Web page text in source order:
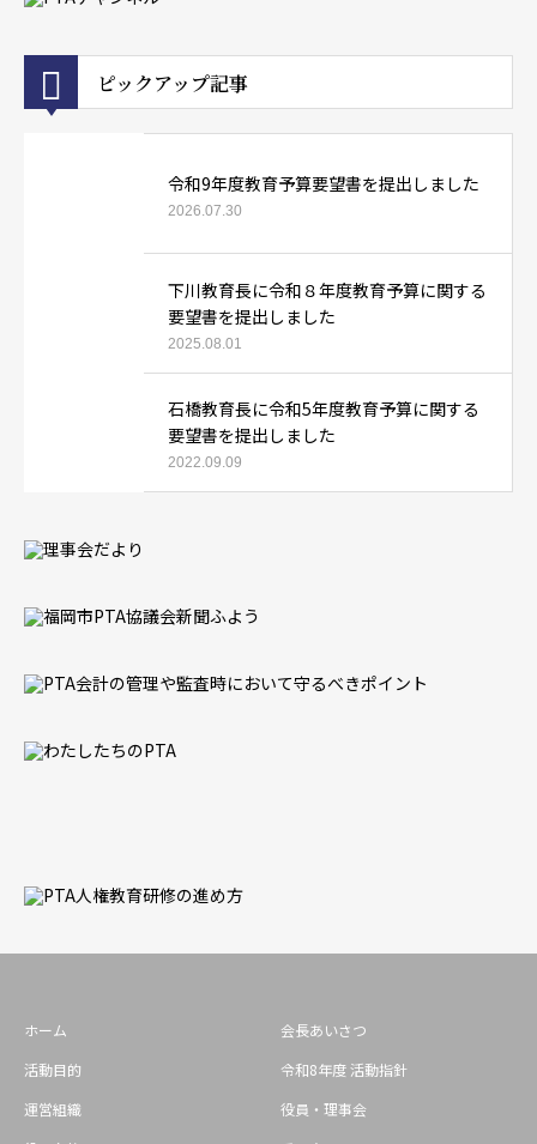
ピックアップ記事
令和9年度教育予算要望書を提出しました
2026.07.30
下川教育長に令和８年度教育予算に関する
要望書を提出しました
2025.08.01
石橋教育長に令和5年度教育予算に関する
要望書を提出しました
2022.09.09
ホーム
会長あいさつ
活動目的
令和8年度 活動指針
運営組織
役員・理事会